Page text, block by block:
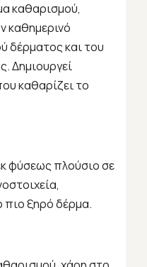
καθαρισμού,
καθημερινό
δέρματος και του
Δημιουργεί
καθαρίζει το
φύσεως πλούσιο σε
πιο ξηρό δέρμα.